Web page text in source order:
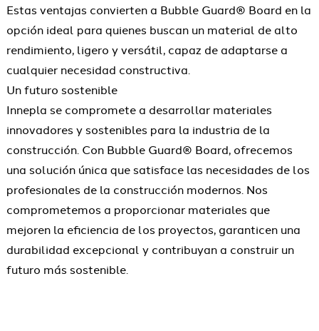
Estas ventajas convierten a Bubble Guard® Board en la
opción ideal para quienes buscan un material de alto
rendimiento, ligero y versátil, capaz de adaptarse a
cualquier necesidad constructiva.
Un futuro sostenible
Innepla se compromete a desarrollar materiales
innovadores y sostenibles para la industria de la
construcción. Con Bubble Guard® Board, ofrecemos
una solución única que satisface las necesidades de los
profesionales de la construcción modernos. Nos
comprometemos a proporcionar materiales que
mejoren la eficiencia de los proyectos, garanticen una
durabilidad excepcional y contribuyan a construir un
futuro más sostenible.